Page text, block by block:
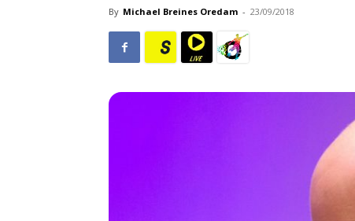
By Michael Breines Oredam - 23/09/2018